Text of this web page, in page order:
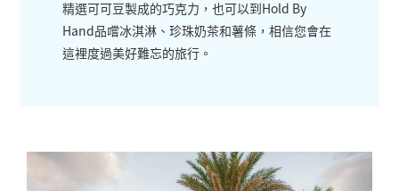
精選可可豆製成的巧克力，也可以到Hold By
Hand品嚐冰淇淋、珍珠奶茶和薯條，相信您會在
這裡度過美好難忘的旅行。